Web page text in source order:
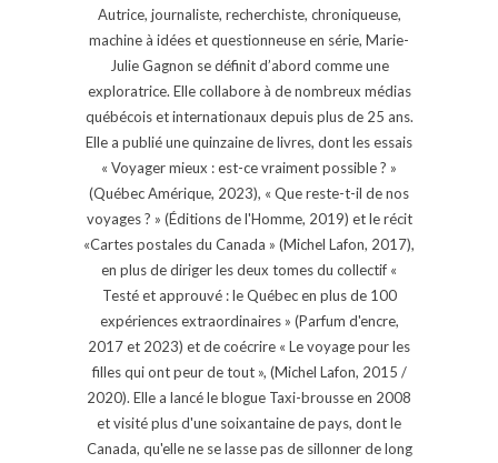
Autrice, journaliste, recherchiste, chroniqueuse,
machine à idées et questionneuse en série, Marie-
Julie Gagnon se définit d’abord comme une
exploratrice. Elle collabore à de nombreux médias
québécois et internationaux depuis plus de 25 ans.
Elle a publié une quinzaine de livres, dont les essais
« Voyager mieux : est-ce vraiment possible ? »
(Québec Amérique, 2023), « Que reste-t-il de nos
voyages ? » (Éditions de l'Homme, 2019) et le récit
«Cartes postales du Canada » (Michel Lafon, 2017),
en plus de diriger les deux tomes du collectif «
Testé et approuvé : le Québec en plus de 100
expériences extraordinaires » (Parfum d'encre,
2017 et 2023) et de coécrire « Le voyage pour les
filles qui ont peur de tout », (Michel Lafon, 2015 /
2020). Elle a lancé le blogue Taxi-brousse en 2008
et visité plus d'une soixantaine de pays, dont le
Canada, qu'elle ne se lasse pas de sillonner de long